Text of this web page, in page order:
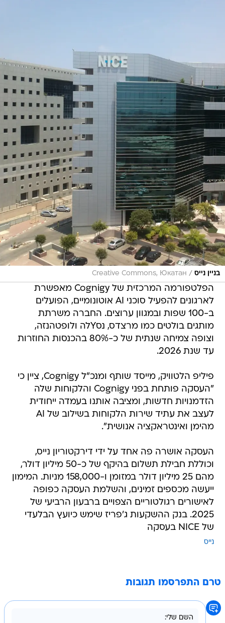
בניין נייס /
Creative Commons, Юкатан
הפלטפורמה המרכזית של Cognigy מאפשרת
לארגונים להפעיל סוכני AI אוטונומיים, הפועלים
ב-100 שפות ובמגוון ערוצים. החברה משרתת
מותגים בולטים כמו מרצדס, נסYלה ולופטהנזה,
וצופה צמיחה שנתית של כ-80% בהכנסות החוזרות
עד שנת 2026.
פיליפ הלטוויק, מייסד שותף ומנכ"ל Cognigy, ציין כי
"העסקה פותחת בפני Cognigy והלקוחות שלה
הזדמנויות חדשות, ומציבה אותנו בעמדה ייחודית
לעצב את עתיד שירות הלקוחות בשילוב של AI
מהימן ואינטראקציה אנושית".
העסקה אושרה פה אחד על ידי דירקטוריון נייס,
וכוללת חבילת תשלום בהיקף של כ-50 מיליון דולר,
מהם 25 מיליון דולר במזומן ו-158,000 מניות. המימון
ייעשה מכספים זמינים, והשלמת העסקה כפופה
לאישורים רגולטוריים הצפויים ברבעון הרביעי של
2025. בנק ההשקעות ג'פריז שימש כיועץ הבלעדי
של NICE בעסקה
נייס
טרם התפרסמו תגובות